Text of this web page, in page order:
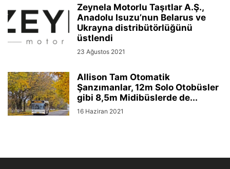
Zeynela Motorlu Taşıtlar A.Ş.,
Anadolu Isuzu’nun Belarus ve
Ukrayna distribütörlüğünü
üstlendi
23 Ağustos 2021
Allison Tam Otomatik
Şanzımanlar, 12m Solo Otobüsler
gibi 8,5m Midibüslerde de...
16 Haziran 2021